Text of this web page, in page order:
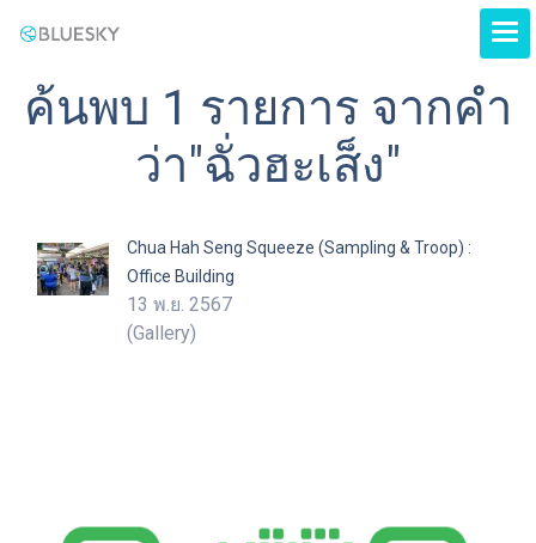
ค้นพบ 1 รายการ จากคำ
ว่า"ฉั่วฮะเส็ง"
Chua Hah Seng Squeeze (Sampling & Troop) :
Office Building
13 พ.ย. 2567
(Gallery)